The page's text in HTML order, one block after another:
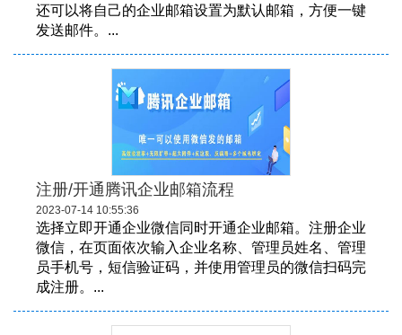
还可以将自己的企业邮箱设置为默认邮箱，方便一键
发送邮件。...
注册/开通腾讯企业邮箱流程
2023-07-14 10:55:36
选择立即开通企业微信同时开通企业邮箱。注册企业
微信，在页面依次输入企业名称、管理员姓名、管理
员手机号，短信验证码，并使用管理员的微信扫码完
成注册。...